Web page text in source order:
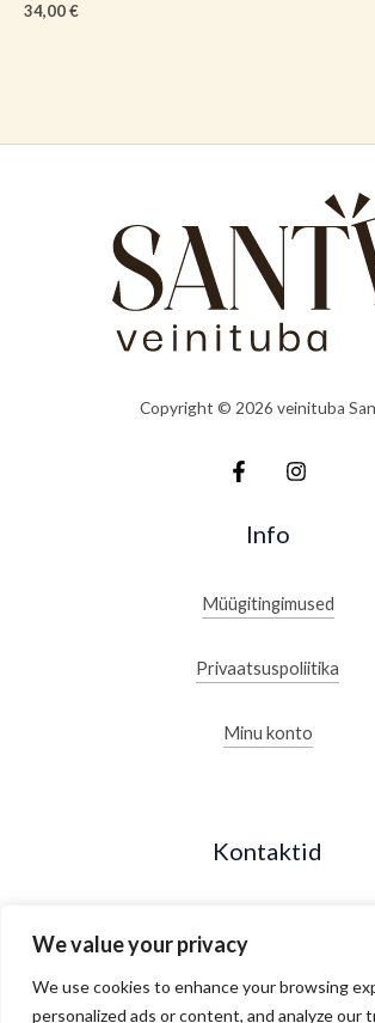
We value your privacy
We use cookies to enhance your browsing
personalized ads or content, and analyze our
34,00€
Copyright © 2026 veinituba
Info
Müügitingimused
Privaatsuspoliitika
Minu konto
Kontaktid
Maakri 19/2, Tallinn,